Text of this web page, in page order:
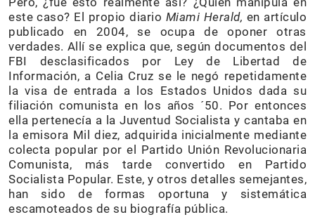
este caso? El propio diario Miami Herald, en artículo
publicado en 2004, se ocupa de oponer otras
verdades. Allí se explica que, según documentos del
FBI desclasificados por Ley de Libertad de
Información, a Celia Cruz se le negó repetidamente
la visa de entrada a los Estados Unidos dada su
filiación comunista en los años ´50. Por entonces
ella pertenecía a la Juventud Socialista y cantaba en
la emisora Mil diez, adquirida inicialmente mediante
colecta popular por el Partido Unión Revolucionaria
Comunista, más tarde convertido en Partido
Socialista Popular. Este, y otros detalles semejantes,
han sido de formas oportuna y sistemática
escamoteados de su biografía pública.